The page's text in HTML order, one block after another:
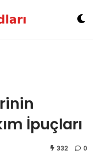
İpuçları
332 0